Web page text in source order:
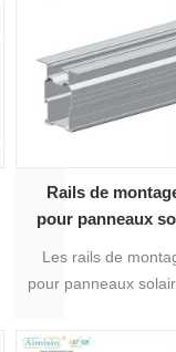
panneaux solaires
différentes tailles
option, différentes
en aluminium
différentes
Rails de
pour panneaux
Les rails de
pour panneaux
montage au sol de